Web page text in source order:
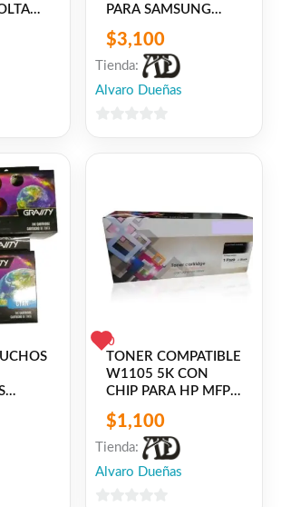
PARA SAMSUNG
360/362/363/364/365W
/ SL-C410W /
XPRESS C413W/
C460W / CLX-
$3,100
Tienda:
Alvaro Dueñas
/
0
TONER COMPATIBLE
W1105 5K CON
CHIP PARA HP MFP-
131A/133PM/135A/
– HP Laser 103W
/107A/107W/108W
$1,100
Tienda:
Alvaro Dueñas